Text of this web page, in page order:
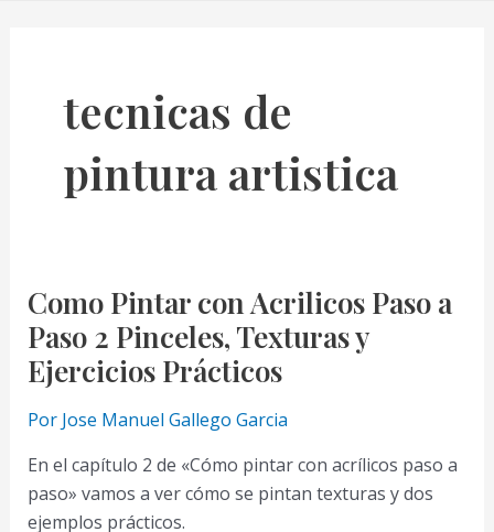
tecnicas de
pintura artistica
Como Pintar con Acrilicos Paso a
Paso 2 Pinceles, Texturas y
Ejercicios Prácticos
Por Jose Manuel Gallego Garcia
En el capítulo 2 de «Cómo pintar con acrílicos paso a
paso» vamos a ver cómo se pintan texturas y dos
ejemplos prácticos.